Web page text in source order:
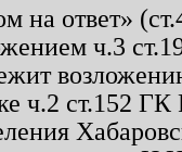
на ответ»
ч.3
ч.2 ст.152